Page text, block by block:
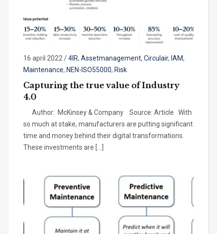
16 april 2022 /4IR, Assetmanagement, Circulair, IAM,
Maintenance, NEN-ISO55000, Risk
Capturing the true value of Industry
4.0
Author: McKinsey & Company Source: Article With
so much at stake, manufacturers are putting significant
time and money behind their digital transformations.
These investments are […]